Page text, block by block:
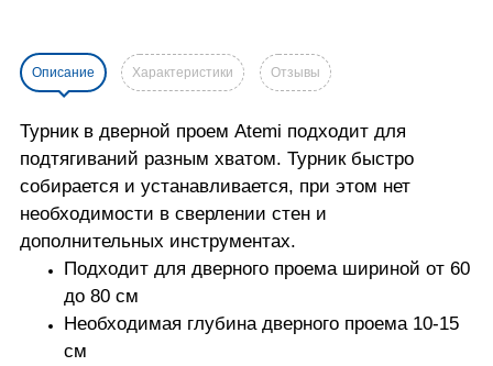
Описание Характеристики Отзывы
Турник в дверной проем Atemi подходит для
подтягиваний разным хватом. Турник быстро
собирается и устанавливается, при этом нет
необходимости в сверлении стен и
дополнительных инструментах.
Подходит для дверного проема шириной от 60
до 80 см
Необходимая глубина дверного проема 10-15
см